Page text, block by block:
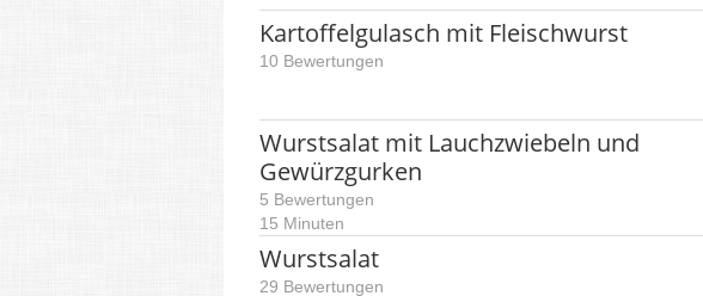
Kartoffelgulasch mit Fleischwurst
10 Bewertungen
Wurstsalat mit Lauchzwiebeln und
Gewürzgurken
5 Bewertungen
15 Minuten
Wurstsalat
29 Bewertungen